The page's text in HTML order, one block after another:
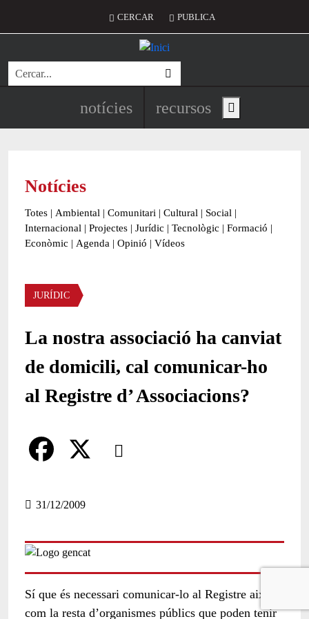
Menú del compte d'usuari
CERCAR PUBLICA
Cerca
Navegació principal de
notícies recursos Show main menu
Notícies
Totes | Ambiental | Comunitari | Cultural | Social |
Internacional | Projectes | Jurídic | Tecnològic | Formació |
Econòmic | Agenda | Opinió | Vídeos
Àmbit de la notícia
JURÍDIC
La nostra associació ha canviat
de domicili, cal comunicar-ho
al Registre d’ Associacions?
Comparteix
a
e
b
o
31/12/2009
Sí que és necessari comunicar-lo al Registre així
com la resta d’organismes públics que poden tenir